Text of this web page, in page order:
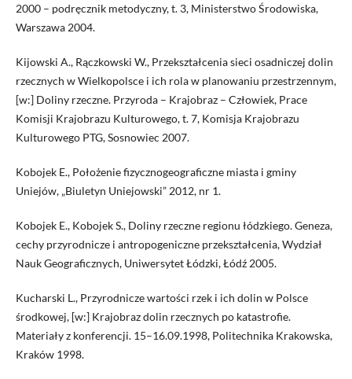
2000 – podręcznik metodyczny, t. 3, Ministerstwo Środowiska,
Warszawa 2004.
Kijowski A., Rączkowski W., Przekształcenia sieci osadniczej dolin
rzecznych w Wielkopolsce i ich rola w planowaniu przestrzennym,
[w:] Doliny rzeczne. Przyroda – Krajobraz – Człowiek, Prace
Komisji Krajobrazu Kulturowego, t. 7, Komisja Krajobrazu
Kulturowego PTG, Sosnowiec 2007.
Kobojek E., Położenie fizycznogeograficzne miasta i gminy
Uniejów, „Biuletyn Uniejowski” 2012, nr 1.
Kobojek E., Kobojek S., Doliny rzeczne regionu łódzkiego. Geneza,
cechy przyrodnicze i antropogeniczne przekształcenia, Wydział
Nauk Geograficznych, Uniwersytet Łódzki, Łódź 2005.
Kucharski L., Przyrodnicze wartości rzek i ich dolin w Polsce
środkowej, [w:] Krajobraz dolin rzecznych po katastrofie.
Materiały z konferencji. 15–16.09.1998, Politechnika Krakowska,
Kraków 1998.